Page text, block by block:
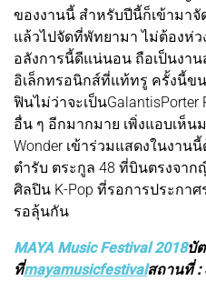
ของงานนี้ สำหรับปีนี้ก็เข้ามา
แล้วไปจัดที่พัทยามา ไม่ต้องห่
อลังการนี้ดีแน่นอน ถือเป็นงา
อิเล็กทรอนิกส์ที่แท้ทรู ครั้งนี้ข
ฟินไม่ว่าจะเป็นGalantisPorter
อื่น ๆ อีกมากมาย เพิ่งแอบเห็น
Wonder เข้าร่วมแสดงในงาน
ตำรับ ตระกูล 48 ที่บินตรงจา
ศิลปิน K-Pop ที่รอการประกา
รอลุ้นกัน
MAYA Music Festival 2018บั
ที่mayamusicfestivalสถานที่ :